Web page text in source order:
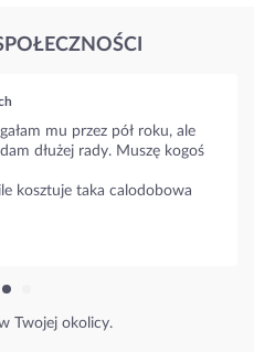
mu przez pół roku, ale
dłużej rady. Muszę kogoś
kosztuje taka calodobowa
Twojej okolicy.